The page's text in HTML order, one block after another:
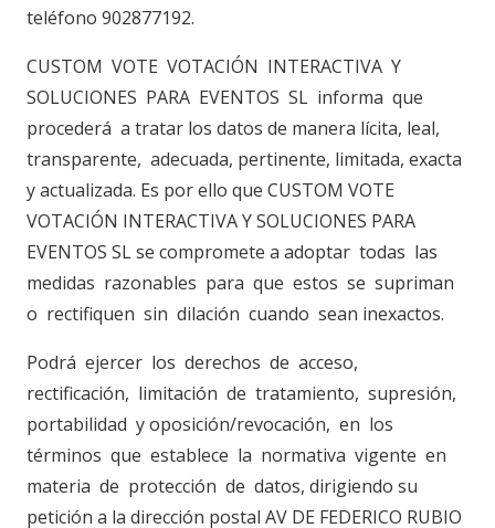
teléfono 902877192.
CUSTOM VOTE VOTACIÓN INTERACTIVA Y
SOLUCIONES PARA EVENTOS SL informa que
procederá a tratar los datos de manera lícita, leal,
transparente, adecuada, pertinente, limitada, exacta
y actualizada. Es por ello que CUSTOM VOTE
VOTACIÓN INTERACTIVA Y SOLUCIONES PARA
EVENTOS SL se compromete a adoptar todas las
medidas razonables para que estos se supriman
o rectifiquen sin dilación cuando sean inexactos.
Podrá ejercer los derechos de acceso,
rectificación, limitación de tratamiento, supresión,
portabilidad y oposición/revocación, en los
términos que establece la normativa vigente en
materia de protección de datos, dirigiendo su
petición a la dirección postal AV DE FEDERICO RUBIO